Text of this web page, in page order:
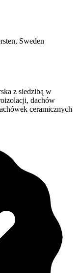
Sweden
z siedzibą w
dachów
ceramicznych